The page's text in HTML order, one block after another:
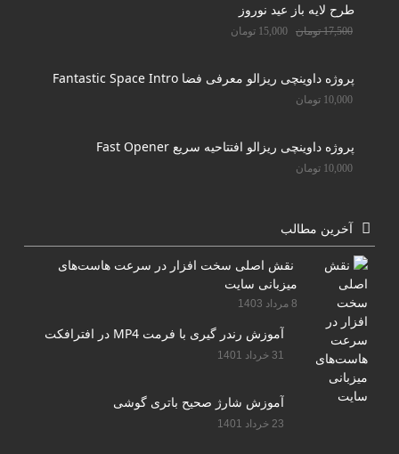
طرح لایه باز عید نوروز
17,500 تومان 15,000 تومان
پروژه داوینچی ریزالو معرفی فضا Fantastic Space Intro
10,000 تومان
پروژه داوینچی ریزالو افتتاحیه سریع Fast Opener
10,000 تومان
آخرین مطالب
نقش اصلی سخت افزار در سرعت هاست‌های
میزبانی سایت
8 مرداد 1403
آموزش رندر گیری با فرمت MP4 در افترافکت
31 خرداد 1401
آموزش شارژ صحیح باتری گوشی
23 خرداد 1401